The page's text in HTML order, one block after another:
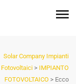
Solar Company Impianti
Fotovoltaici > IMPIANTO
FOTOVOLTAICO > Ecco